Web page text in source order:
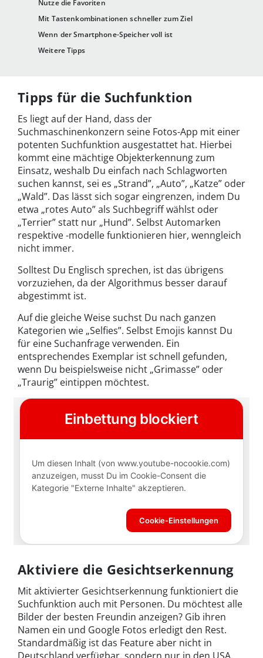
Nutze die Favoriten
Mit Tastenkombinationen schneller zum Ziel
Wenn der Smartphone-Speicher voll ist
Weitere Tipps
Tipps für die Suchfunktion
Es liegt auf der Hand, dass der
Suchmaschinenkonzern seine Fotos-App mit einer
potenten Suchfunktion ausgestattet hat. Hierbei
kommt eine mächtige Objekterkennung zum
Einsatz, weshalb Du einfach nach Schlagworten
suchen kannst, sei es „Strand”, „Auto”, „Katze” oder
„Wald”. Das lässt sich sogar eingrenzen, indem Du
etwa „rotes Auto” als Suchbegriff wählst oder
„Terrier” statt nur „Hund”. Selbst Automarken
respektive -modelle funktionieren hier, wenngleich
nicht immer.
Solltest Du Englisch sprechen, ist das übrigens
vorzuziehen, da der Algorithmus besser darauf
abgestimmt ist.
Auf die gleiche Weise suchst Du nach ganzen
Kategorien wie „Selfies”. Selbst Emojis kannst Du
für eine Suchanfrage verwenden. Ein
entsprechendes Exemplar ist schnell gefunden,
wenn Du beispielsweise nicht „Grimasse” oder
„Traurig” eintippen möchtest.
Aktiviere die Gesichtserkennung
Mit aktivierter Gesichtserkennung funktioniert die
Suchfunktion auch mit Personen. Du möchtest alle
Bilder der besten Freundin anzeigen? Gib ihren
Namen ein und Google Fotos erledigt den Rest.
Standardmäßig ist das Feature aber nicht in